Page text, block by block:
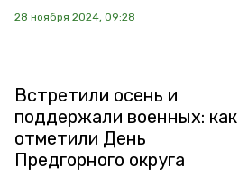
28 ноября 2024, 09:28
Встретили осень и
поддержали военных: как
отметили День
Предгорного округа